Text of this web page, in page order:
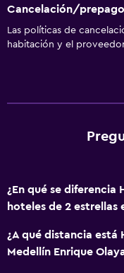
Cancelación/prepago
Las políticas de
habitación y el
¿En qué se diferencia
hoteles de 2 estrellas
¿A qué distancia está
Medellín Enrique